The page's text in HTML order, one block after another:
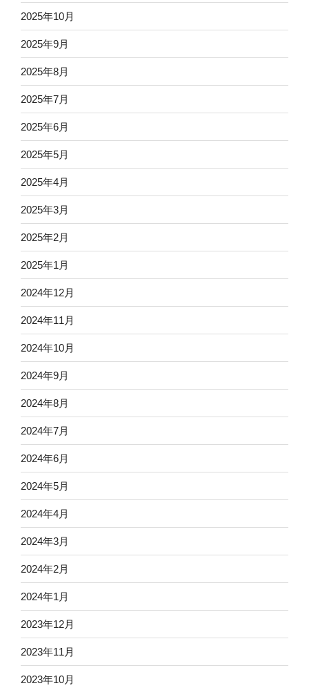
2025年10月
2025年9月
2025年8月
2025年7月
2025年6月
2025年5月
2025年4月
2025年3月
2025年2月
2025年1月
2024年12月
2024年11月
2024年10月
2024年9月
2024年8月
2024年7月
2024年6月
2024年5月
2024年4月
2024年3月
2024年2月
2024年1月
2023年12月
2023年11月
2023年10月